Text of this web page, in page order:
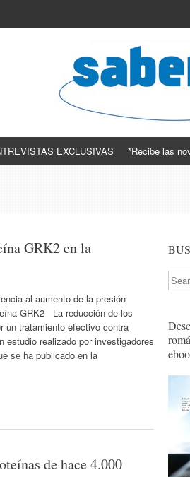
EXCLUSIVAS *Recibe las
GRK2 en la
al aumento de la presión
GRK2 La reducción de los
un tratamiento efectivo contra
estudio realizado por investigadores
se ha publicado en la
de hace 4.000